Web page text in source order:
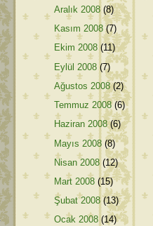
Aralık 2008(8)
Kasım 2008(7)
Ekim 2008(11)
Eylül 2008(7)
Ağustos 2008(2)
Temmuz 2008(6)
Haziran 2008(6)
Mayıs 2008(8)
Nisan 2008(12)
Mart 2008(15)
Şubat 2008(13)
Ocak 2008(14)